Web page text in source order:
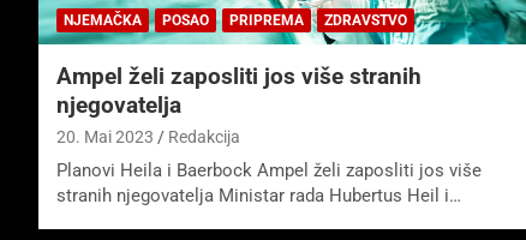
NJEMAČKA POSAO PRIPREMA ZDRAVSTVO
Ampel želi zaposliti jos više stranih
njegovatelja
20. Mai 2023 Redakcija
Planovi Heila i Baerbock Ampel želi zaposliti jos više
stranih njegovatelja Ministar rada Hubertus Heil i…